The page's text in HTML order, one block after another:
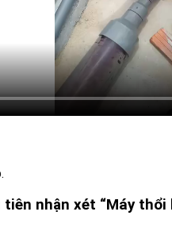
nhận xét “Máy